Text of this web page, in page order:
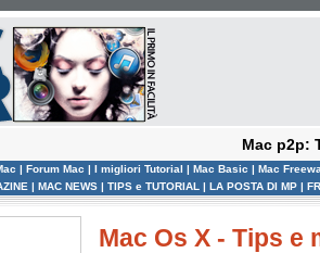
Mac p2p:
| Forum Mac | I migliori Tutorial | Mac Basic | Mac
| MAC NEWS | TIPS e TUTORIAL | LA POSTA DI MP |
Mac Os X - Tips e